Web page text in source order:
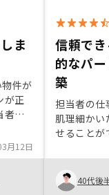
ま
件が
が正
者が
熱意が
は生
紹
月12日
信頼で
的なパ
築
担当者の仕
肌理細かい
せることが
期的なパ
ると感じま
的にリス
も、安心し
40代後